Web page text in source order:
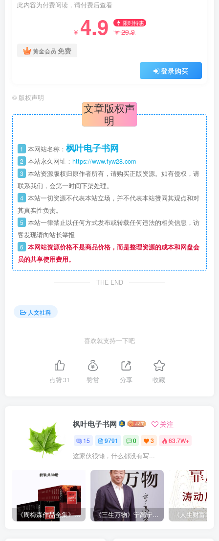
此内容为付费阅读，请付费后查看
￥ 4.9 限时特惠
￥29.9
黄金会员 免费
登录购买
© 版权声明
文章版权声
明
1 本网站名称： 枫叶电子书网
2 本站永久网址： https://www.fyw28.com
3 本站资源版权归原作者所有，请购买正版资源。如有侵权，请
联系我们，会第一时间下架处理。
4 本站一切资源不代表本站立场，并不代表本站赞同其观点和对
其真实性负责。
5 本站一律禁止以任何方式发布或转载任何违法的相关信息，访
客发现请向站长举报
6 本网站资源价格不是商品价格，而是整理资源的成本和网盘会
员的共享使用费用。
THE END
人文社科
喜欢就支持一下吧
点赞31 赞赏 分享 收藏
枫叶电子书网 关注
15 9791 0 3 63.7W+
这家伙很懒，什么都没有写...
《周梅森作品全集》[共30册] 《三生万物》宁高宁（epub+mobi+azw3+pdf）